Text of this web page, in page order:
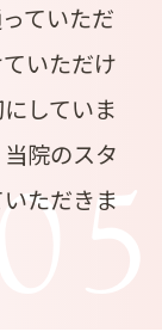
ていただ
いただけ
していま
院のスタ
ただきま